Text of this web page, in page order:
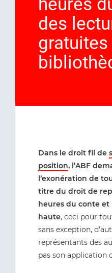
heures
des
gratuites
Dans le droit fil de
position, l’ABF
l’exonération de
titre du droit de
heures du conte et
haute, ceci pour
sans exception,
représentants des
pas son application